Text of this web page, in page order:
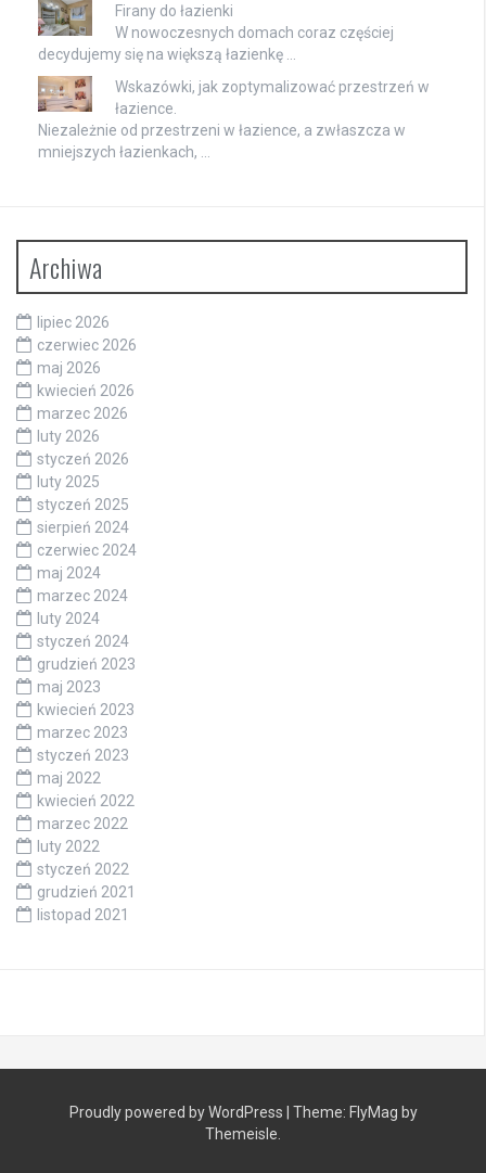
Firany do łazienki
W nowoczesnych domach coraz częściej
decydujemy się na większą łazienkę …
Wskazówki, jak zoptymalizować przestrzeń w
łazience.
Niezależnie od przestrzeni w łazience, a zwłaszcza w
mniejszych łazienkach, …
Archiwa
lipiec 2026
czerwiec 2026
maj 2026
kwiecień 2026
marzec 2026
luty 2026
styczeń 2026
luty 2025
styczeń 2025
sierpień 2024
czerwiec 2024
maj 2024
marzec 2024
luty 2024
styczeń 2024
grudzień 2023
maj 2023
kwiecień 2023
marzec 2023
styczeń 2023
maj 2022
kwiecień 2022
marzec 2022
luty 2022
styczeń 2022
grudzień 2021
listopad 2021
Proudly powered by WordPress Theme: FlyMag by
Themeisle.